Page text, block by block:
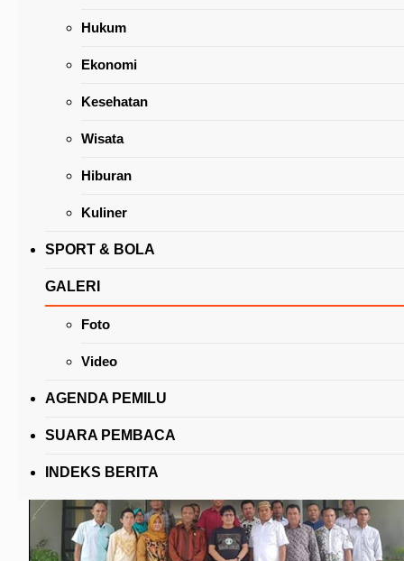
Hukum
Ekonomi
Kesehatan
Wisata
Hiburan
Kuliner
SPORT & BOLA
GALERI
Foto
Video
AGENDA PEMILU
SUARA PEMBACA
INDEKS BERITA
Diserahkan Wali Kota, Lima Perwakilan
Kecamatan Terima Bansos Uang Tunai